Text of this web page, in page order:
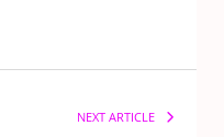
NEXT ARTICLE